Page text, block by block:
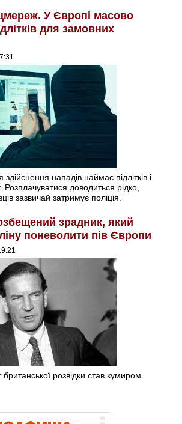
У Європі масово
для замовних
нападів наймає підлітків і
Розплачуватися доводиться рідко,
зазвичай затримує поліція.
зрадник, який
поневолити пів Європи
британської розвідки став кумиром